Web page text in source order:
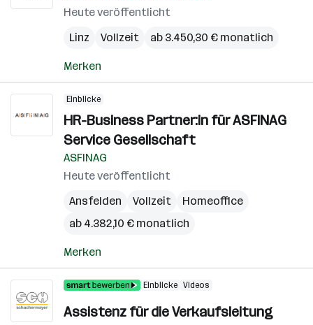
Heute veröffentlicht
Linz
Vollzeit ab 3.450,30 € monatlich
Merken
Einblicke
HR-Business Partner:in für ASFINAG
Service Gesellschaft
ASFINAG
Heute veröffentlicht
Ansfelden
Vollzeit
Homeoffice
ab 4.382,10 € monatlich
Merken
Einblicke Videos
Assistenz für die Verkaufsleitung